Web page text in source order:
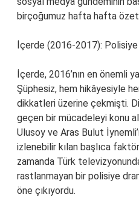
birçoğumuz hafta hafta
İçerde (2016-2017): Polisiye
İçerde, 2016’nın en önemli
Şüphesiz, hem hikâyesiyle
dikkatleri üzerine çekmişti.
geçen bir mücadeleyi konu
Ulusoy ve Aras Bulut
izlenebilir kılan başlıca
zamanda Türk
rastlanmayan bir polisiye
öne çıkıyordu.